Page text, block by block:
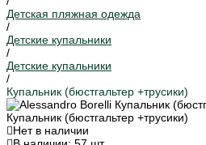
Детская пляжная одежда
/
Детские купальники
/
Детские купальники
/
Купальник (бюстгальтер +трусики)
Купальник (бюстгальтер +трусики)
Нет в наличии